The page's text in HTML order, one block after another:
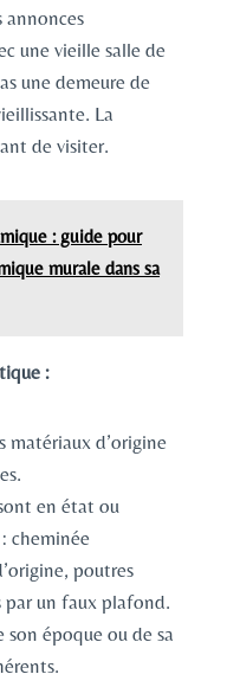
annonces
une vieille salle de
une demeure de
La
de visiter.
: guide pour
murale dans sa
:
matériaux d’origine
en état ou
cheminée
poutres
par un faux plafond.
époque ou de sa